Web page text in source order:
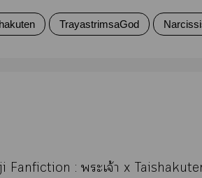
TrayastrimsaGod
Fanfiction : ะเจ้า x